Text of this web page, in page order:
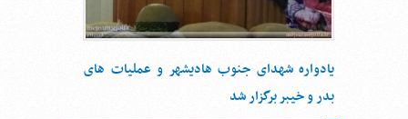
یادواره شهدای جنوب هادیشهر و عملیات های
بدر و خیبر برگزار شد